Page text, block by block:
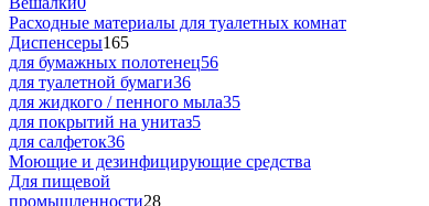
Расходные материалы для туалетных комнат
Диспенсеры165
для бумажных полотенец56
для туалетной бумаги36
для жидкого / пенного мыла35
для покрытий на унитаз5
для салфеток36
Моющие и дезинфицирующие средства
Для пищевой
промышленности28